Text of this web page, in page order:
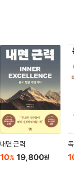
내면 근력
10% 19,800원